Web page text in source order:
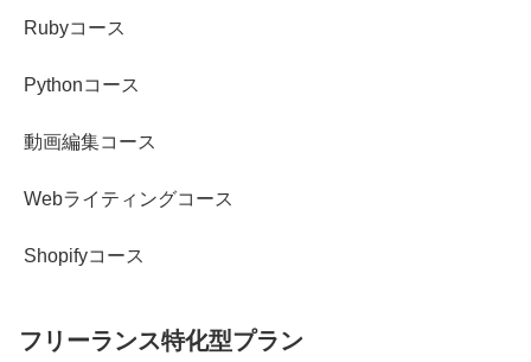
Rubyコース
Pythonコース
動画編集コース
Webライティングコース
Shopifyコース
フリーランス特化型プラン